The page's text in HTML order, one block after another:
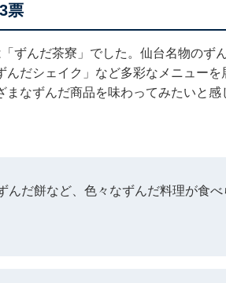
票
ずんだ茶寮」でした。仙台名物のず
んだシェイク」など多彩なメニュー
まなずんだ商品を味わってみたいと感
んだ餅など、色々なずんだ料理が食